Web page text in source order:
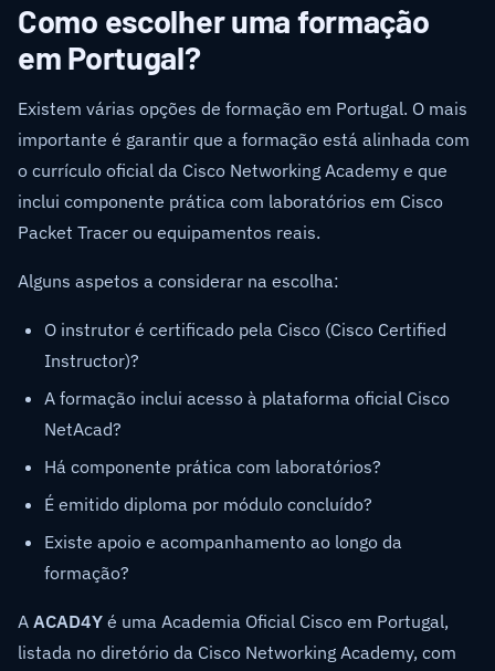
Como escolher uma formação
em Portugal?
Existem várias opções de formação em Portugal. O mais
importante é garantir que a formação está alinhada com
o currículo oficial da Cisco Networking Academy e que
inclui componente prática com laboratórios em Cisco
Packet Tracer ou equipamentos reais.
Alguns aspetos a considerar na escolha:
O instrutor é certificado pela Cisco (Cisco Certified
Instructor)?
A formação inclui acesso à plataforma oficial Cisco
NetAcad?
Há componente prática com laboratórios?
É emitido diploma por módulo concluído?
Existe apoio e acompanhamento ao longo da
formação?
A ACAD4Y é uma Academia Oficial Cisco em Portugal,
listada no diretório da Cisco Networking Academy, com